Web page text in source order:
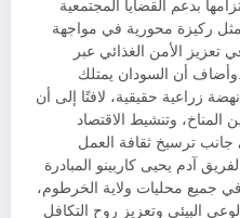
بدعم القضايا المجتمعية
ركيزة محورية في مواجهة
تعزيز الأمن الغذائي عبر
أن السودان يمتلك
زراعية حقيقية، لافتًا إلى أن
وتنشيط الاقتصاد
جانب ترسيخ ثقافة العمل
آدم يحيى كاربينو المبادرة
في جميع محليات ولاية الخرطوم،
البيئي وتعزيز روح التكافل